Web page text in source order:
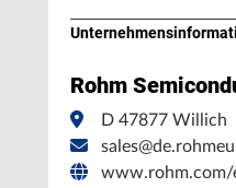
Rohm
D 47877 Willich
www.rohm.com/